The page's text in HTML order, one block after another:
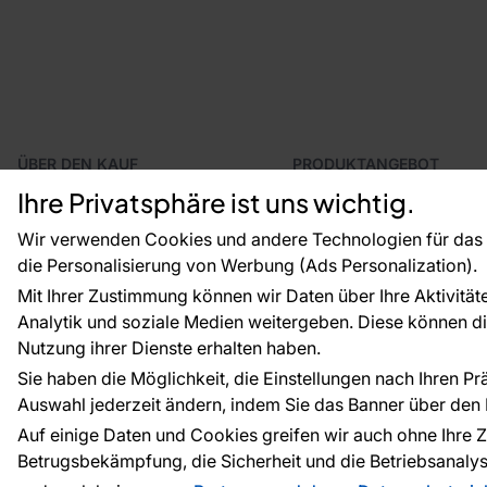
Ihre Privatsphäre ist uns wichtig.
Wir verwenden Cookies und andere Technologien für
die Personalisierung von Werbung (Ads Personalization).
Mit Ihrer Zustimmung können wir Daten über Ihre
Analytik und soziale Medien weitergeben. Diese können
Nutzung ihrer Dienste erhalten haben.
Sie haben die Möglichkeit, die Einstellungen nach Ihren
Auswahl jederzeit ändern, indem Sie das Banner über
Auf einige Daten und Cookies greifen wir auch ohne Ihre
Betrugsbekämpfung, die Sicherheit und die
ÜBER DEN KAUF
Versand und Bezahlung
Reklamationsverfahren
Rücksendung von Waren
CE-Zertifizierung
Großhandel
Raumvisualisierung
PRODUKTANGEBOT
Fototapeten
Leiste
Dekoration
Selbstklebende Folien
Zubehör
Tapetenmuster
Zahlungsarten: Die Zahlungen